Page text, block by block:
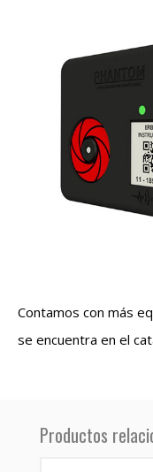
Contamos con más
se encuentra en el
Productos